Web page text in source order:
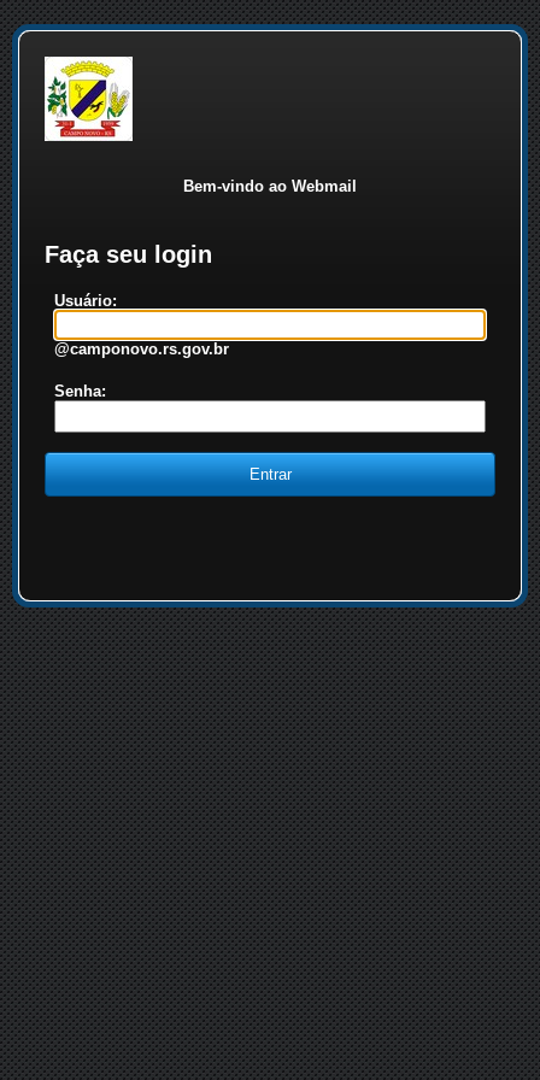
Bem-vindo ao Webmail
Faça seu login
Usuário:
@camponovo.rs.gov.br
Senha: